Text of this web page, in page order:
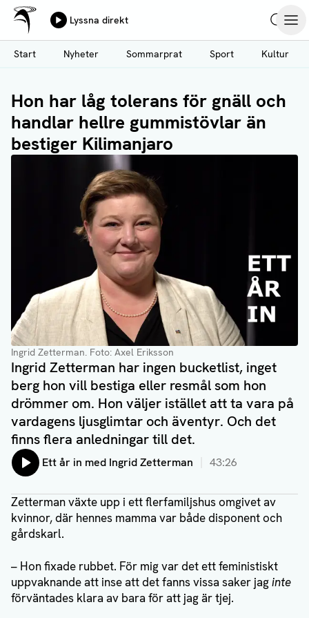
Hoppa
till
huvudinnehåll
Ålands Radio & TV
Lyssna direkt
Start
Nyheter Sommarprat Sport Kultur
Hon har låg tolerans för gnäll och
handlar hellre gummistövlar än
bestiger Kilimanjaro
Ingrid Zetterman. Foto: Axel Eriksson
Ingrid Zetterman har ingen bucketlist, inget
berg hon vill bestiga eller resmål som hon
drömmer om. Hon väljer istället att ta vara på
vardagens ljusglimtar och äventyr. Och det
finns flera anledningar till det.
Lyssna på:
Ett år in med Ingrid Zetterman 43:26
Zetterman växte upp i ett flerfamiljshus omgivet av
kvinnor, där hennes mamma var både disponent och
gårdskarl.
– Hon fixade rubbet. För mig var det ett feministiskt
uppvaknande att inse att det fanns vissa saker jaginte
förväntades klara av bara för att jag är tjej.